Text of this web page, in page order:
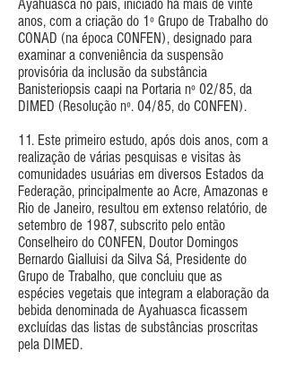
Ayahuasca no país, iniciado há mais de vinte
anos, com a criação do 1º Grupo de Trabalho do
CONAD (na época CONFEN), designado para
examinar a conveniência da suspensão
provisória da inclusão da substância
Banisteriopsis caapi na Portaria nº 02/85, da
DIMED (Resolução nº. 04/85, do CONFEN).
11. Este primeiro estudo, após dois anos, com a
realização de várias pesquisas e visitas às
comunidades usuárias em diversos Estados da
Federação, principalmente ao Acre, Amazonas e
Rio de Janeiro, resultou em extenso relatório, de
setembro de 1987, subscrito pelo então
Conselheiro do CONFEN, Doutor Domingos
Bernardo Gialluisi da Silva Sá, Presidente do
Grupo de Trabalho, que concluiu que as
espécies vegetais que integram a elaboração da
bebida denominada de Ayahuasca ficassem
excluídas das listas de substâncias proscritas
pela DIMED.